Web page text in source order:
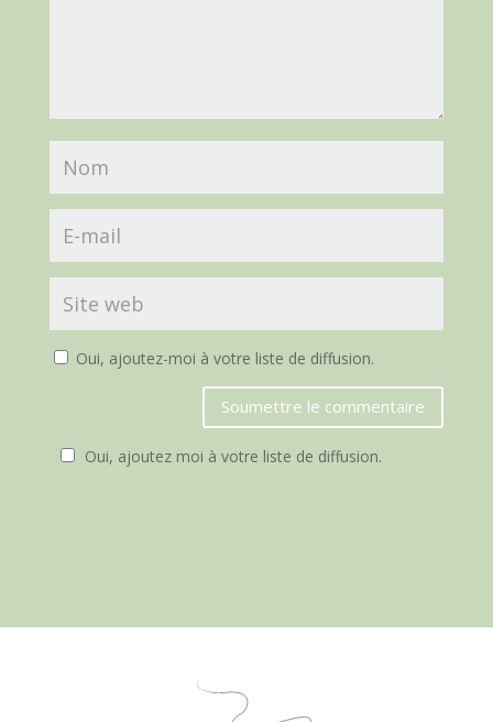
Oui, ajoutez-moi à votre liste de diffusion.
Soumettre le commentaire
Oui, ajoutez moi à votre liste de diffusion.